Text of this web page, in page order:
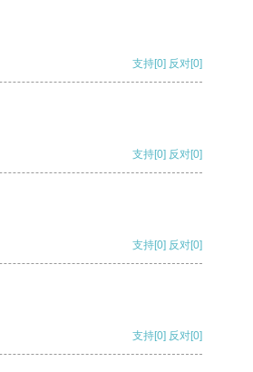
支持[0] 反对[0]
支持[0] 反对[0]
支持[0] 反对[0]
支持[0] 反对[0]